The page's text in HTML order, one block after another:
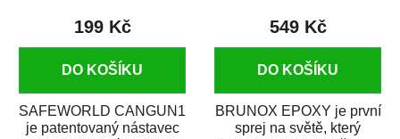
199 Kč
DO KOŠÍKU
SAFEWORLD CANGUN1
je patentovaný nástavec
549 Kč
DO KOŠÍKU
BRUNOX EPOXY je první
sprej na světě, který